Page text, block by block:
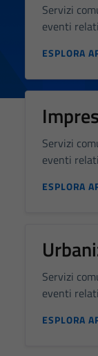
Servizi
eventi
ESPLORA
Servizi
eventi
ESPLORA
Servizi
eventi
ESPLORA